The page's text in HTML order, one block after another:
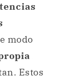
modo
Estos